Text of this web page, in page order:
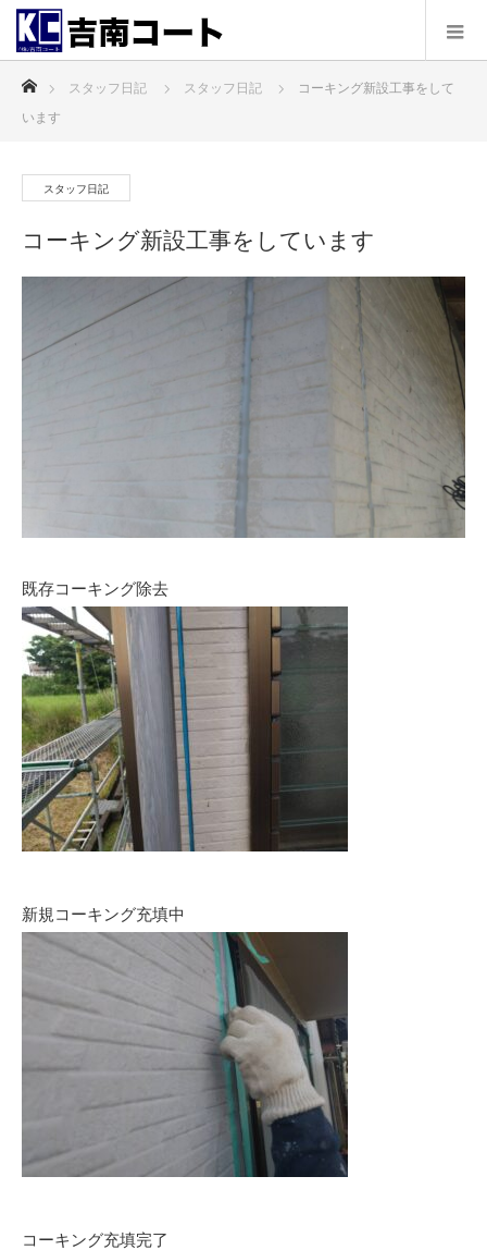
スタッフ日記 スタッフ日記
コーキング新設工事をして
います
スタッフ日記
コーキング新設工事をしています
既存コーキング除去
新規コーキング充填中
コーキング充填完了